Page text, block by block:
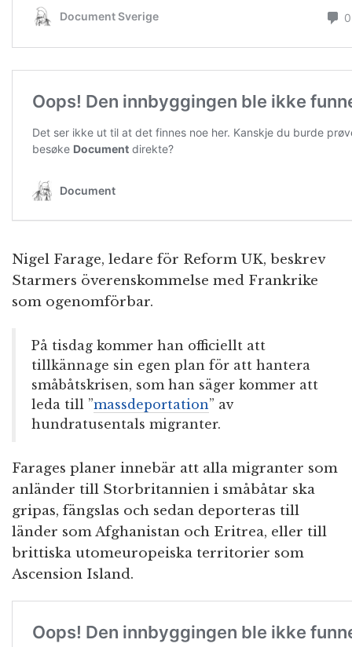
Nigel Farage, ledare för Reform UK, beskrev
Starmers överenskommelse med Frankrike
som ogenomförbar.
På tisdag kommer han officiellt att
tillkännage sin egen plan för att hantera
småbåtskrisen, som han säger kommer att
leda till ”massdeportation” av
hundratusentals migranter.
Farages planer innebär att alla migranter som
anländer till Storbritannien i småbåtar ska
gripas, fängslas och sedan deporteras till
länder som Afghanistan och Eritrea, eller till
brittiska utomeuropeiska territorier som
Ascension Island.